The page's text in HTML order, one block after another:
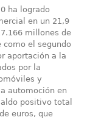
ha logrado
en un 21,9
millones de
como el segundo
aportación a la
por la
y
automoción en
positivo total
euros, que